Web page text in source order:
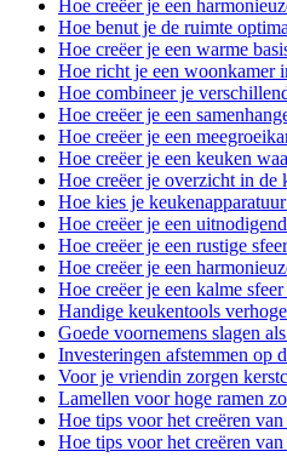
Hoe creëer je een
Hoe benut je de ruimte
Hoe creëer je een warme
Hoe richt je een woonkamer
Hoe combineer je
Hoe creëer je een
Hoe creëer je een
Hoe creëer je een keuken
Hoe creëer je overzicht in de
Hoe kies je
Hoe creëer je een
Hoe creëer je een rustige
Hoe creëer je een
Hoe creëer je een kalme
Handige keukentools
Goede voornemens slagen
Investeringen afstemmen op
Voor je vriendin zorgen
Lamellen voor hoge ramen
Hoe tips voor het creëren
Hoe tips voor het creëren